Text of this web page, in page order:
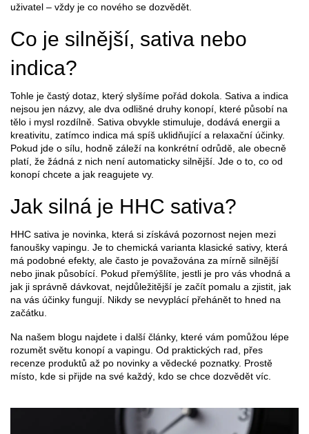
uživatel – vždy je co nového se dozvědět.
Co je silnější, sativa nebo
indica?
Tohle je častý dotaz, který slyšíme pořád dokola. Sativa a indica
nejsou jen názvy, ale dva odlišné druhy konopí, které působí na
tělo i mysl rozdílně. Sativa obvykle stimuluje, dodává energii a
kreativitu, zatímco indica má spíš uklidňující a relaxační účinky.
Pokud jde o sílu, hodně záleží na konkrétní odrůdě, ale obecně
platí, že žádná z nich není automaticky silnější. Jde o to, co od
konopí chcete a jak reagujete vy.
Jak silná je HHC sativa?
HHC sativa je novinka, která si získává pozornost nejen mezi
fanoušky vapingu. Je to chemická varianta klasické sativy, která
má podobné efekty, ale často je považována za mírně silnější
nebo jinak působící. Pokud přemýšlíte, jestli je pro vás vhodná a
jak ji správně dávkovat, nejdůležitější je začít pomalu a zjistit, jak
na vás účinky fungují. Nikdy se nevyplácí přehánět to hned na
začátku.
Na našem blogu najdete i další články, které vám pomůžou lépe
rozumět světu konopí a vapingu. Od praktických rad, přes
recenze produktů až po novinky a vědecké poznatky. Prostě
místo, kde si přijde na své každý, kdo se chce dozvědět víc.